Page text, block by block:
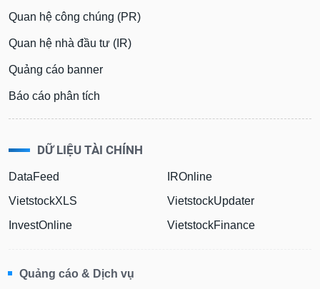
Quan hệ công chúng (PR)
Quan hệ nhà đầu tư (IR)
Quảng cáo banner
Báo cáo phân tích
DỮ LIỆU TÀI CHÍNH
DataFeed
VietstockXLS
InvestOnline
IROnline
VietstockUpdater
VietstockFinance
Quảng cáo & Dịch vụ
(-)
cáo
phân
tích
(-)
Thuật
(-)
vụ
Đào